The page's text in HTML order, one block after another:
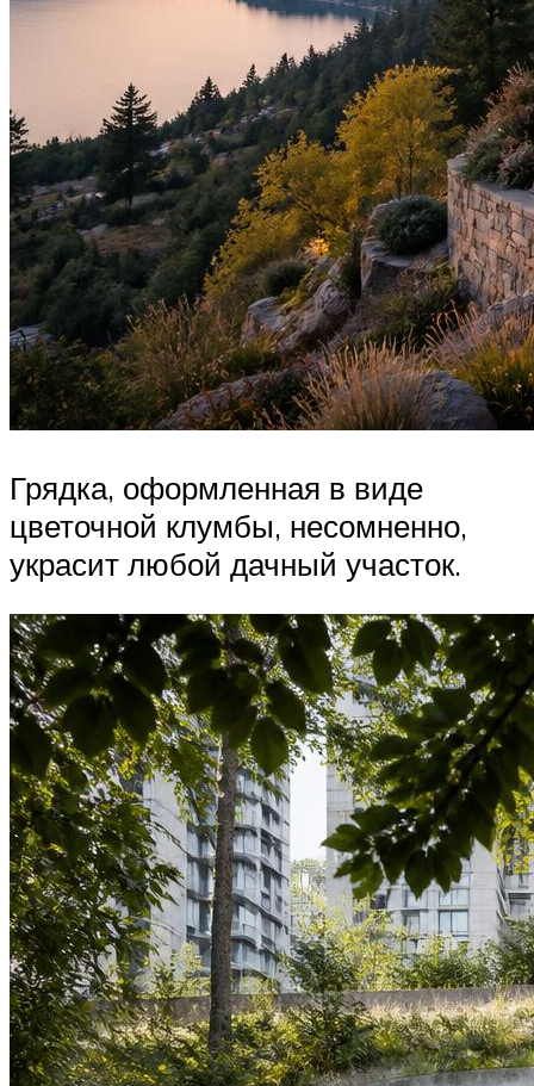
Грядка, оформленная в виде
цветочной клумбы, несомненно,
украсит любой дачный участок.